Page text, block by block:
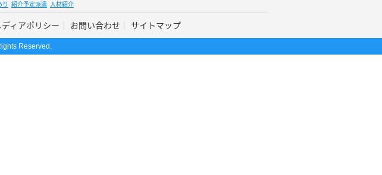
り 紹介予定派遣 人材紹介
ィアポリシー お問い合わせ サイトマップ
Reserved.